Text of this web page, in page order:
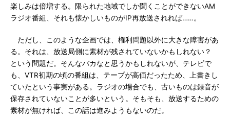
楽しみは倍増する。限られた地域でしか聞くことができないAM
ラジオ番組、それも懐かしいものがIP再放送されれば……。
ただし、このような企画では、権利問題以外に大きな障害があ
る。それは、放送局側に素材が残されていないかもしれない？
という問題だ。そんなバカなと思うかもしれないが、テレビで
も、VTR初期の頃の番組は、テープが高価だったため、上書きし
ていたという事実がある。ラジオの場合でも、古いものは録音が
保存されていないことが多いという。そもそも、放送するための
素材が無ければ、この話は進みようもないのだ。